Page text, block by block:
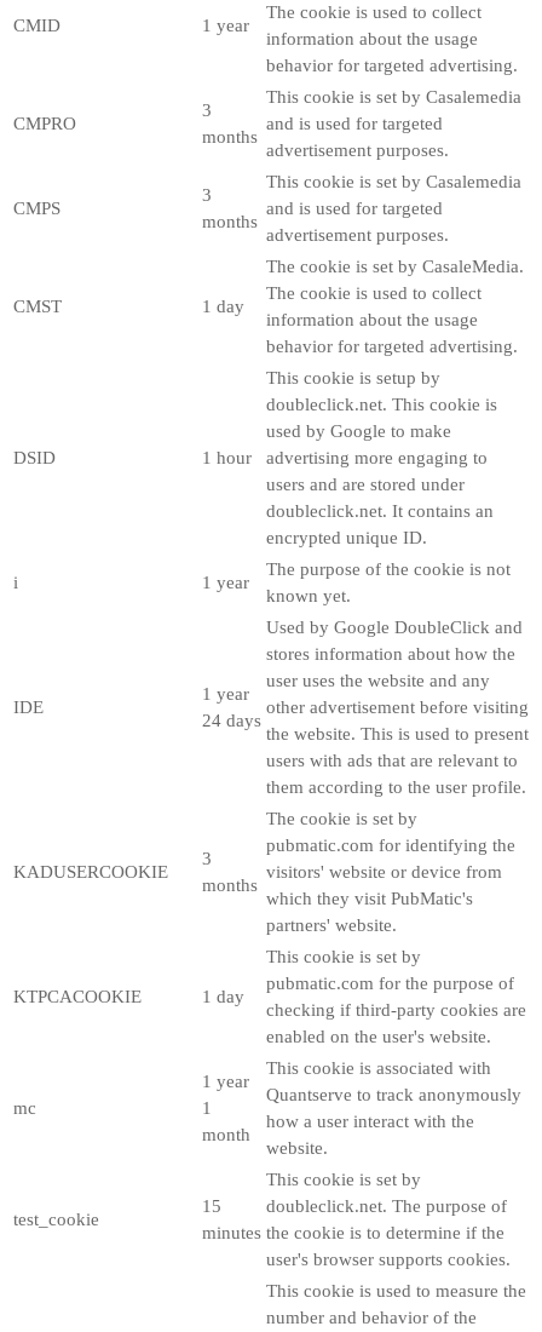
CMID 1 year
The cookie is used to collect
information about the usage
behavior for targeted advertising.
CMPRO
3
months
This cookie is set by Casalemedia
and is used for targeted
advertisement purposes.
CMPS
3
months
This cookie is set by Casalemedia
and is used for targeted
advertisement purposes.
CMST 1 day
The cookie is set by CasaleMedia.
The cookie is used to collect
information about the usage
behavior for targeted advertising.
DSID 1 hour
This cookie is setup by
doubleclick.net. This cookie is
used by Google to make
advertising more engaging to
users and are stored under
doubleclick.net. It contains an
encrypted unique ID.
i 1 year
The purpose of the cookie is not
known yet.
IDE
1 year
24 days
Used by Google DoubleClick and
stores information about how the
user uses the website and any
other advertisement before visiting
the website. This is used to present
users with ads that are relevant to
them according to the user profile.
KADUSERCOOKIE
3
months
The cookie is set by
pubmatic.com for identifying the
visitors' website or device from
which they visit PubMatic's
partners' website.
KTPCACOOKIE 1 day
This cookie is set by
pubmatic.com for the purpose of
checking if third-party cookies are
enabled on the user's website.
mc
1 year
1
month
This cookie is associated with
Quantserve to track anonymously
how a user interact with the
website.
test_cookie
15
minutes
This cookie is set by
doubleclick.net. The purpose of
the cookie is to determine if the
user's browser supports cookies.
This cookie is used to measure the
number and behavior of the